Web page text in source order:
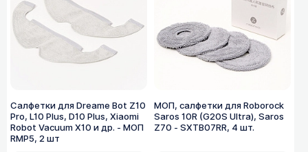
Салфетки для Dreame Bot Z10
Pro, L10 Plus, D10 Plus, Xiaomi
Robot Vacuum X10 и др. - МОП
RMP5, 2 шт
МОП, салфетки для Roborock
Saros 10R (G20S Ultra), Saros
Z70 - SXTB07RR, 4 шт.